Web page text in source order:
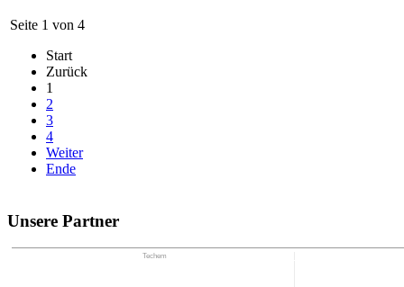
Seite 1 von 4
Start
Zurück
1
2
3
4
Weiter
Ende
Unsere Partner
Techem